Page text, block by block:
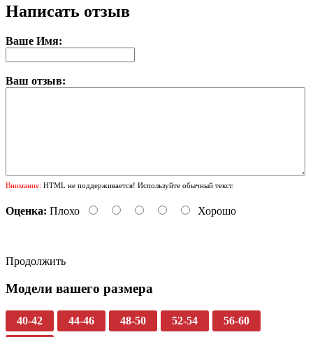
Написать отзыв
Ваше Имя:
Ваш отзыв:
Внимание: HTML не поддерживается! Используйте обычный текст.
Оценка: Плохо Хорошо
Продолжить
Модели вашего размера
40-42 44-46 48-50 52-54 56-60